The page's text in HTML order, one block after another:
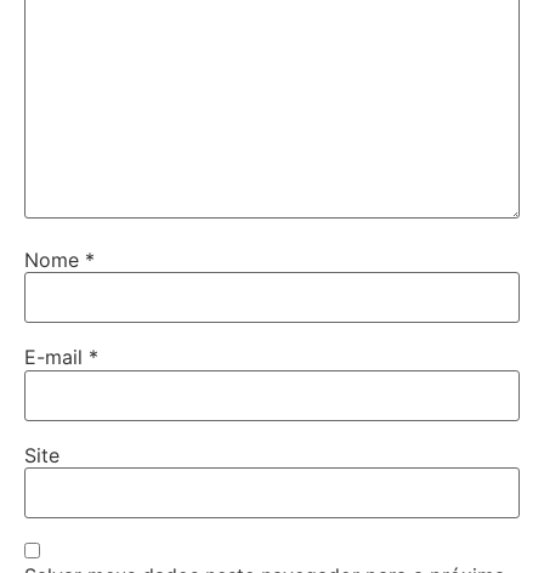
Nome *
E-mail *
Site